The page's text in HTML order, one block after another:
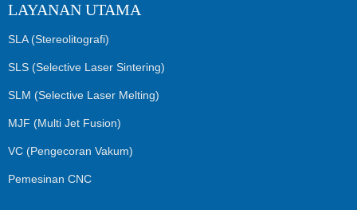
LAYANAN UTAMA
SLA (Stereolitografi)
SLS (Selective Laser Sintering)
SLM (Selective Laser Melting)
MJF (Multi Jet Fusion)
VC (Pengecoran Vakum)
Pemesinan CNC